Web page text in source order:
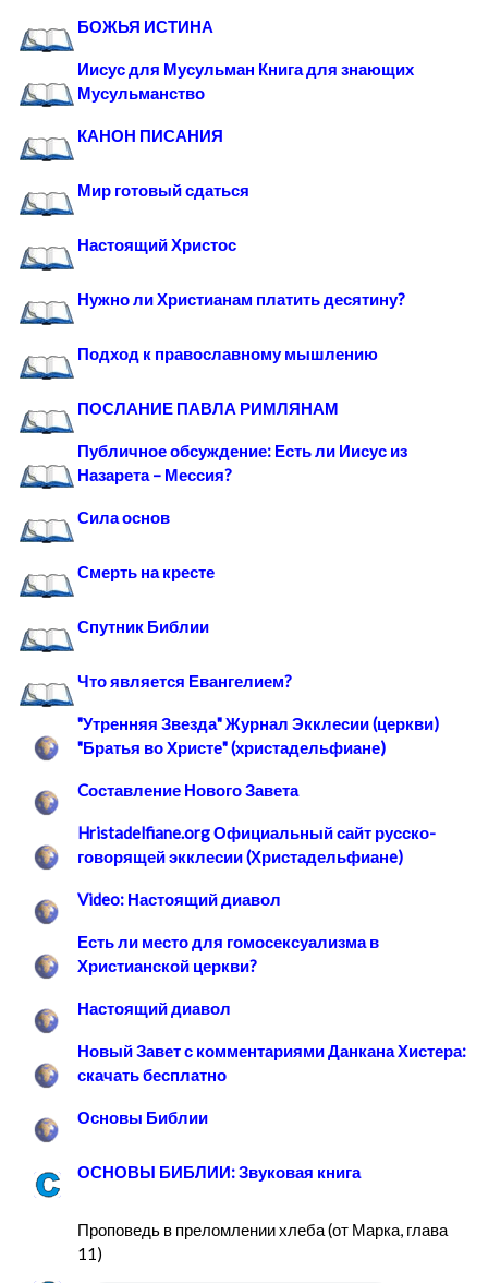
БОЖЬЯ ИСТИНА
Иисус для Мусульман Книга для знающих
Мусульманство
КАНОН ПИСАНИЯ
Мир готовый сдаться
Настоящий Христос
Нужно ли Христианам платить десятину?
Подход к православному мышлению
ПОСЛАНИЕ ПАВЛА РИМЛЯНАМ
Публичное обсуждение: Есть ли Иисус из
Назарета – Мессия?
Сила основ
Смерть на кресте
Спутник Библии
Что является Евангелием?
"Утренняя Звезда" Журнал Экклесии (церкви)
"Братья во Христе" (христадельфиане)
Cоставление Нового Завета
Hristadelfiane.org Официальный сайт русско-
говорящей экклесии (Христадельфианe)
Video: Настоящий диавол
Есть ли место для гомосексуализма в
Христианской церкви?
Настоящий диавол
Новый Завет с комментариями Данкана Хистера:
скачать бесплатно
Основы Библии
ОСНОВЫ БИБЛИИ: Звуковая книга
Проповедь в преломлении хлеба (от Марка, глава
11)